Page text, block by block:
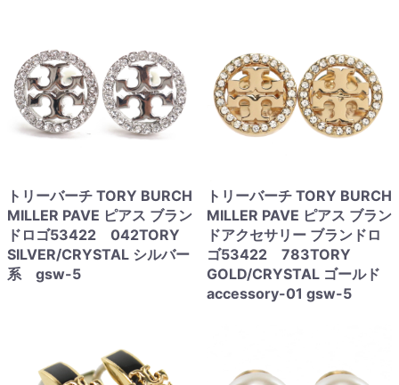
トリーバーチ TORY BURCH
MILLER PAVE ピアス ブラン
ドロゴ53422 042TORY
SILVER/CRYSTAL シルバー
系 gsw-5
トリーバーチ TORY BURCH
MILLER PAVE ピアス ブラン
ドアクセサリー ブランドロ
ゴ53422 783TORY
GOLD/CRYSTAL ゴールド
accessory-01 gsw-5